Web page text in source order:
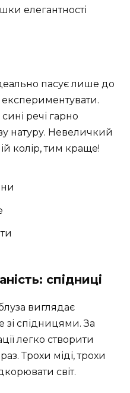
елегантності
пасує лише до
речі гарно
натуру. Невеличкий
колір, тим краще!
спідниці
виглядає
спідницями. За
легко створити
Трохи міді, трохи
світ.